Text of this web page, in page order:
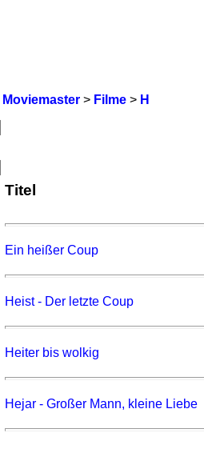
Moviemaster > Filme > H
Titel
Ein heißer Coup
Heist - Der letzte Coup
Heiter bis wolkig
Hejar - Großer Mann, kleine Liebe